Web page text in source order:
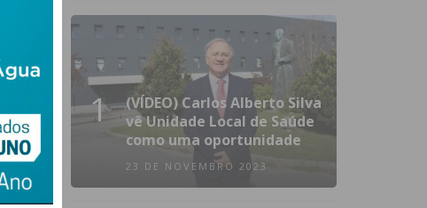
1
(VÍDEO) Carlos Alberto Silva
vê Unidade Local de Saúde
como uma oportunidade
23 DE NOVEMBRO 2023